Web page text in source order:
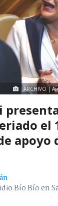
ARCHIVO |
el
apoyo
Bío Bío en